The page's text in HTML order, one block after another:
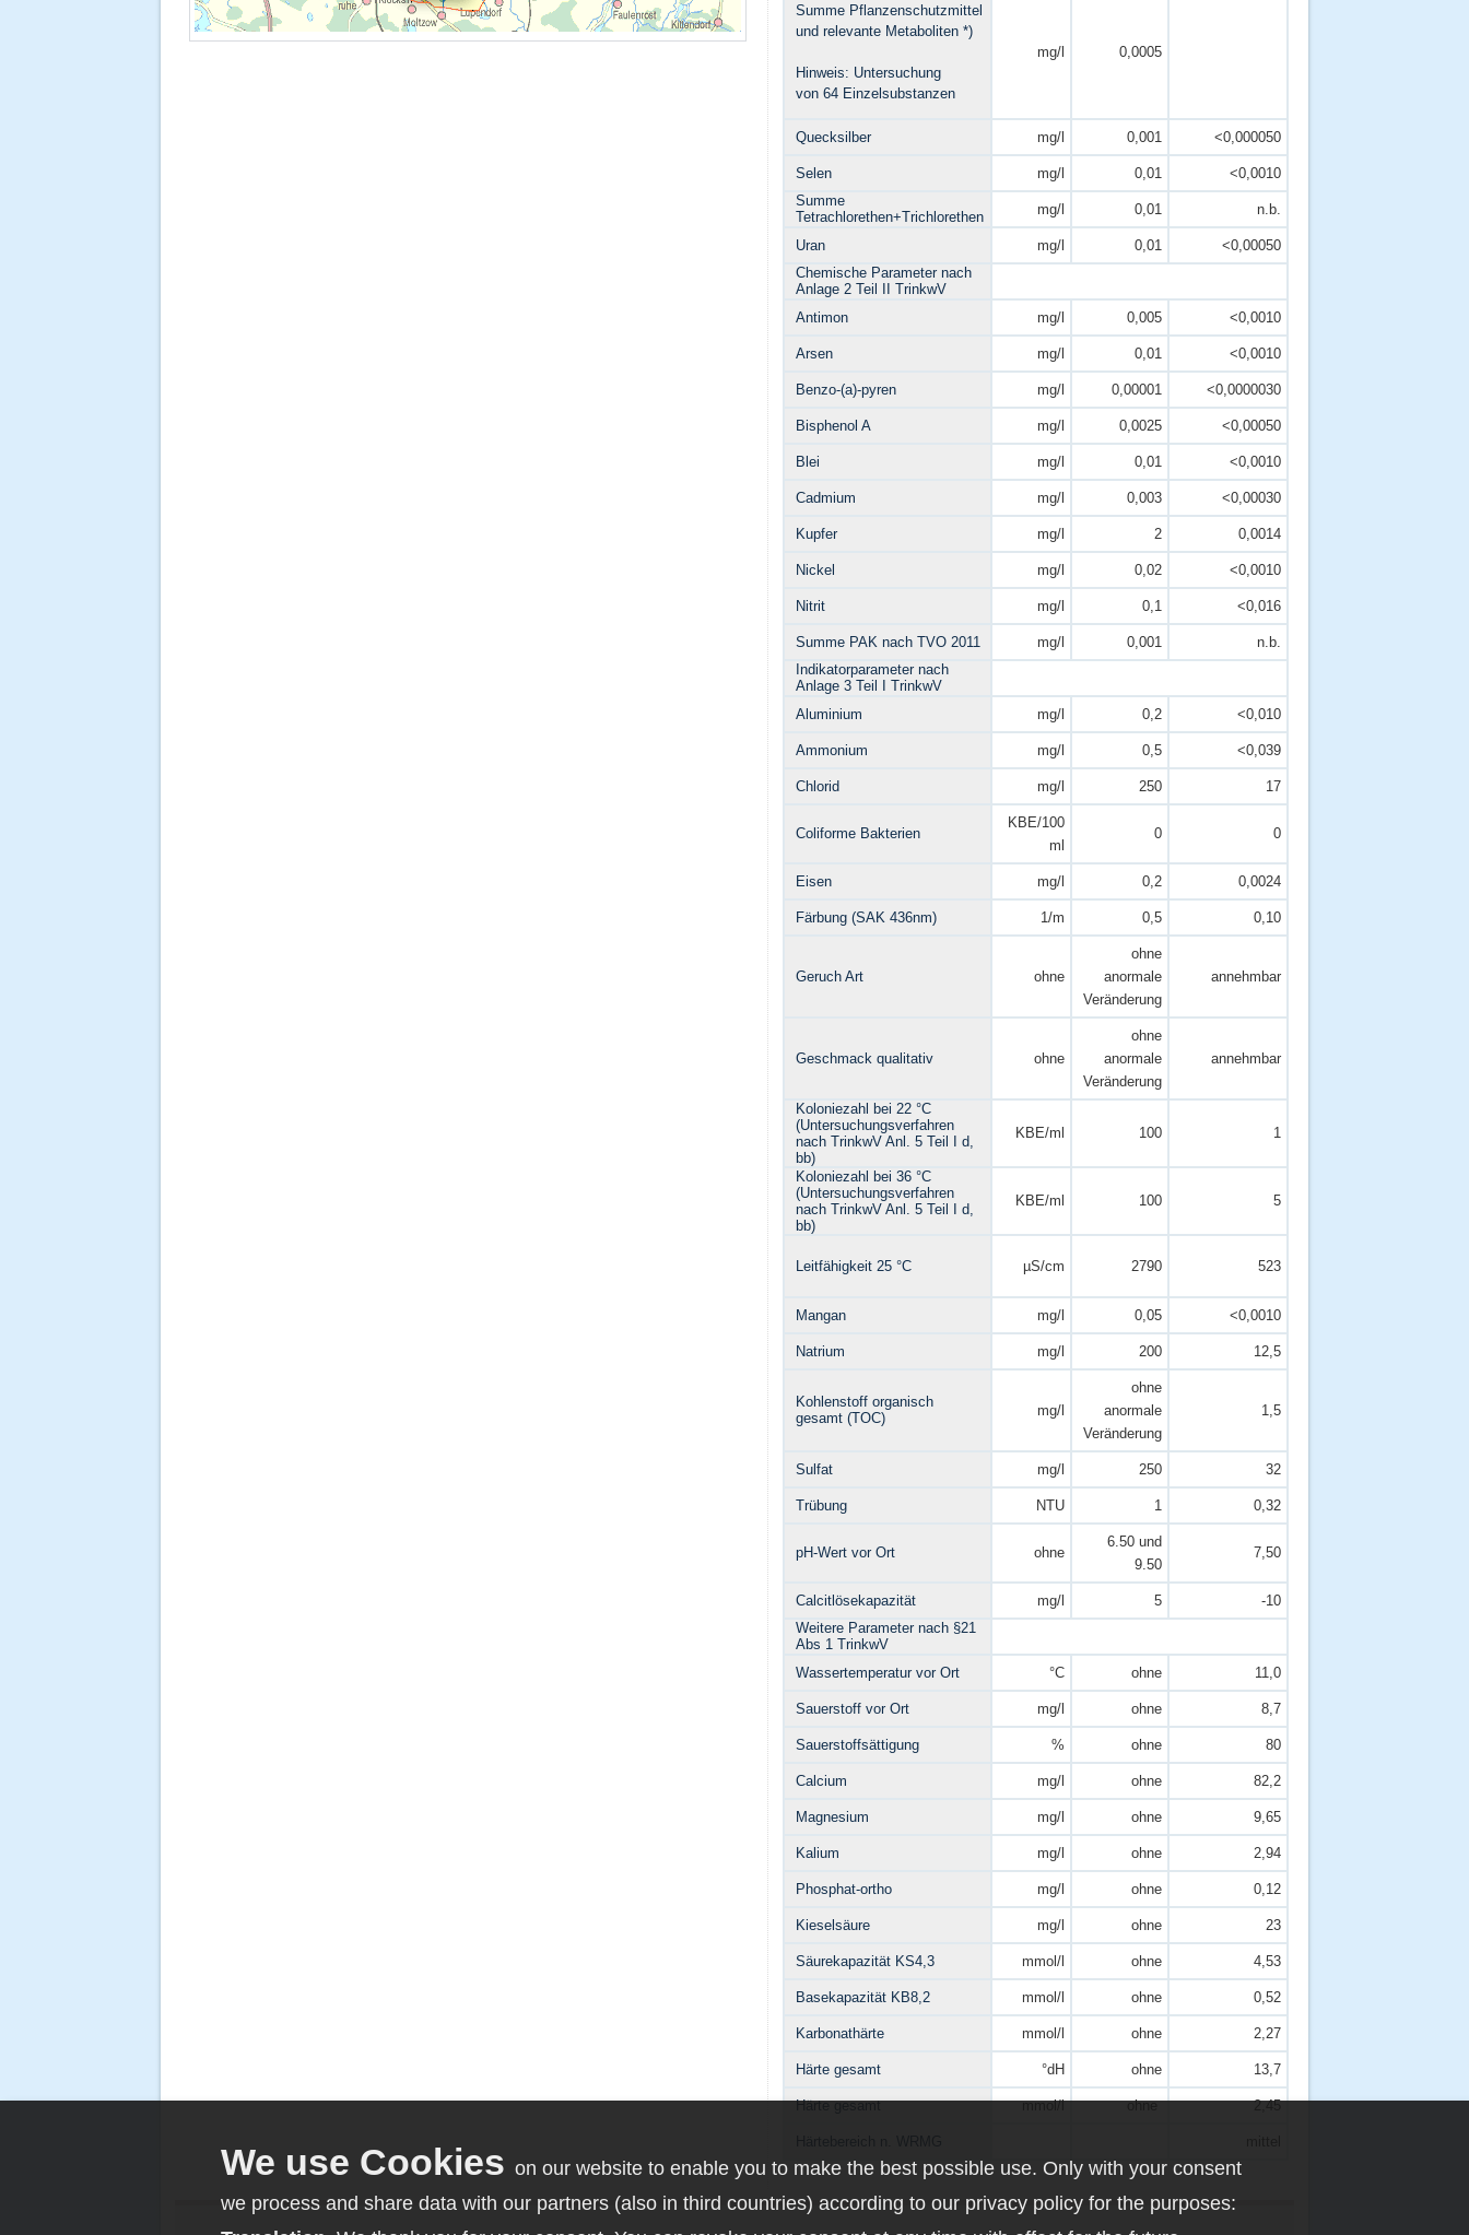
Summe Pflanzenschutzmittel
und relevante Metaboliten *)
Hinweis: Untersuchung
von 64 Einzelsubstanzen
mg/l 0,0005
Quecksilber mg/l 0,001 <0,000050
Selen mg/l 0,01
<0,0010
Summe
Tetrachlorethen+Trichlorethen
mg/l 0,01 n.b.
Uran mg/l 0,01
<0,00050
Chemische Parameter nach
Anlage 2 Teil II TrinkwV
Antimon
mg/l 0,005 <0,0010
Arsen mg/l 0,01 <0,0010
Benzo-(a)-pyren mg/l 0,00001 <0,0000030
Bisphenol A mg/l 0,0025 <0,00050
Blei mg/l 0,01 <0,0010
Cadmium mg/l 0,003 <0,00030
Kupfer mg/l 2 0,0014
Nickel mg/l 0,02 <0,0010
Nitrit mg/l 0,1 <0,016
Summe PAK nach TVO 2011 mg/l 0,001
n.b.
Indikatorparameter nach
Anlage 3 Teil I TrinkwV
Aluminium
mg/l 0,2 <0,010
Ammonium mg/l 0,5 <0,039
Chlorid mg/l 250 17
Coliforme Bakterien
KBE/100
ml
0 0
Eisen mg/l 0,2 0,0024
Färbung (SAK 436nm) 1/m 0,5 0,10
Geruch Art ohne
ohne
anormale
Veränderung
annehmbar
Geschmack qualitativ ohne
ohne
anormale
Veränderung
annehmbar
Koloniezahl bei 22 °C
(Untersuchungsverfahren
nach TrinkwV Anl. 5 Teil I d,
bb)
KBE/ml 100 1
Koloniezahl bei 36 °C
(Untersuchungsverfahren
nach TrinkwV Anl. 5 Teil I d,
bb)
KBE/ml 100 5
Leitfähigkeit 25 °C µS/cm 2790 523
Mangan mg/l 0,05 <0,0010
Natrium mg/l 200 12,5
Kohlenstoff organisch
gesamt (TOC)
mg/l
ohne
anormale
Veränderung
1,5
Sulfat mg/l 250 32
Trübung NTU 1 0,32
pH-Wert vor Ort ohne
6.50 und
9.50
7,50
Calcitlösekapazität mg/l 5
-10
Weitere Parameter nach §21
Abs 1 TrinkwV
Wassertemperatur vor Ort
°C ohne 11,0
Sauerstoff vor Ort mg/l ohne 8,7
Sauerstoffsättigung % ohne 80
Calcium mg/l ohne 82,2
Magnesium mg/l ohne 9,65
Kalium mg/l ohne 2,94
Phosphat-ortho mg/l ohne 0,12
Kieselsäure mg/l ohne 23
Säurekapazität KS4,3 mmol/l ohne 4,53
Basekapazität KB8,2 mmol/l ohne 0,52
Karbonathärte mmol/l ohne 2,27
Härte gesamt °dH ohne 13,7
Härte gesamt mmol/l ohne 2,45
on our website to enable you to make the best possible use. Only with your consent
we process and share data with our partners (also in third countries) according to our privacy policy for the purposes: